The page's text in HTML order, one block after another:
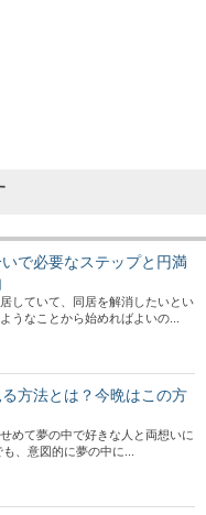
で必要なステップと円満
していて、同居を解消したいとい
うなことから始めればよいの...
方法とは？今晩はこの方
めて夢の中で好きな人と両想いに
、意図的に夢の中に...